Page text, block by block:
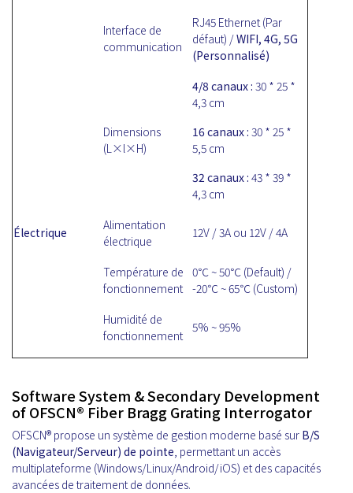
Interface de
communication
RJ45 Ethernet (Par
défaut) /WIFI, 4G, 5G
(Personnalisé)
Dimensions
(L×l×H)
4/8 canaux : 30 * 25 *
4,3 cm
16 canaux : 30 * 25 *
5,5 cm
32 canaux : 43 * 39 *
4,3 cm
Électrique
Alimentation
électrique
12V / 3A ou 12V / 4A
Température de
fonctionnement
0℃ ~ 50℃ (Default) /
-20℃ ~ 65℃ (Custom)
Humidité de
fonctionnement
5% ~ 95%
Software System & Secondary Development
of OFSCN® Fiber Bragg Grating Interrogator
OFSCN® propose un système de gestion moderne basé sur B/S
(Navigateur/Serveur) de pointe, permettant un accès
multiplateforme (Windows/Linux/Android/iOS) et des capacités
avancées de traitement de données.